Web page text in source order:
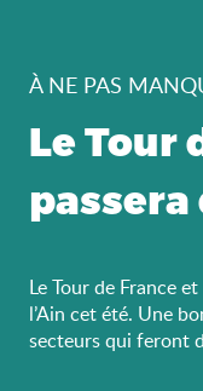
À NE PAS
Le Tour
Le Tour de France
l’Ain cet été. Une
secteurs qui feront